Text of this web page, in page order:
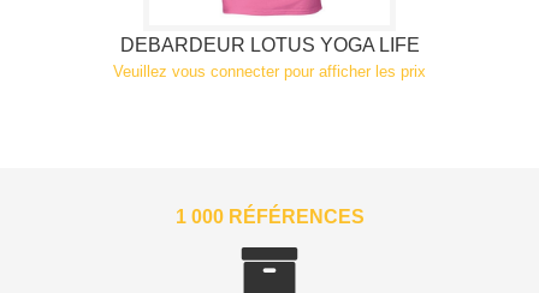
DEBARDEUR LOTUS YOGA LIFE
Veuillez vous connecter pour afficher les prix
1 000 RÉFÉRENCES